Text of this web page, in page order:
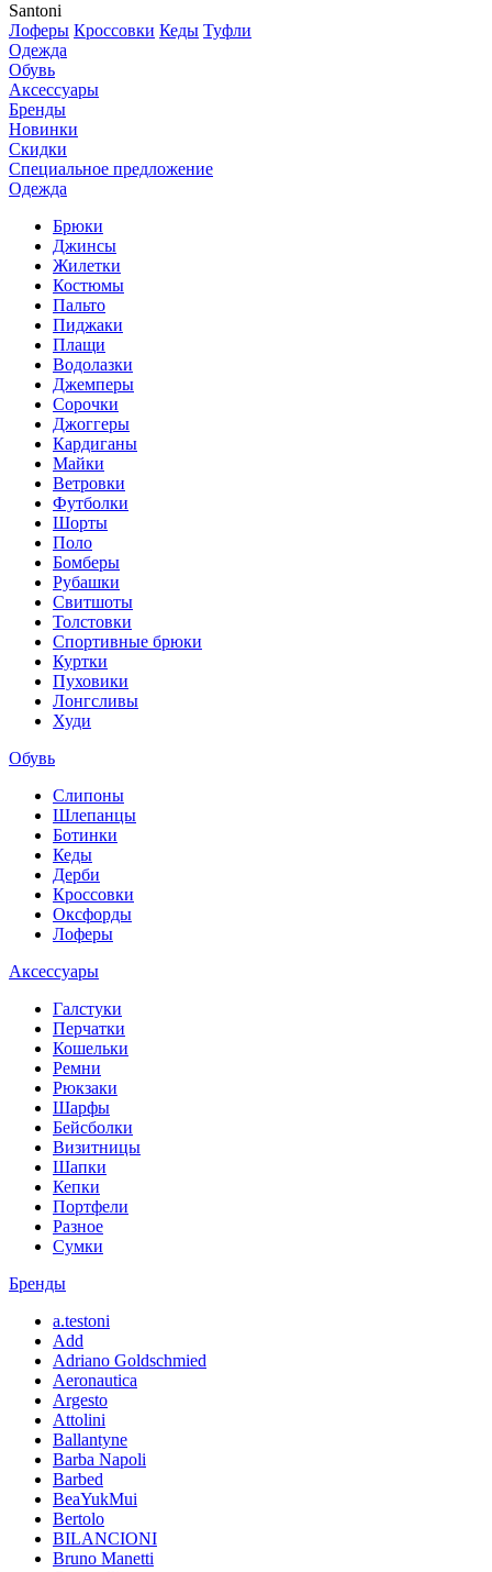
Santoni
Лоферы Кроссовки Кеды Туфли
Одежда
Обувь
Аксессуары
Бренды
Новинки
Скидки
Специальное предложение
Одежда
Брюки
Джинсы
Жилетки
Костюмы
Пальто
Пиджаки
Плащи
Водолазки
Джемперы
Сорочки
Джоггеры
Кардиганы
Майки
Ветровки
Футболки
Шорты
Поло
Бомберы
Рубашки
Свитшоты
Толстовки
Спортивные брюки
Куртки
Пуховики
Лонгсливы
Худи
Обувь
Слипоны
Шлепанцы
Ботинки
Кеды
Дерби
Кроссовки
Оксфорды
Лоферы
Аксессуары
Галстуки
Перчатки
Кошельки
Ремни
Рюкзаки
Шарфы
Бейсболки
Визитницы
Шапки
Кепки
Портфели
Разное
Сумки
Бренды
a.testoni
Add
Adriano Goldschmied
Aeronautica
Argesto
Attolini
Ballantyne
Barba Napoli
Barbed
BeaYukMui
Bertolo
BILANCIONI
Bruno Manetti